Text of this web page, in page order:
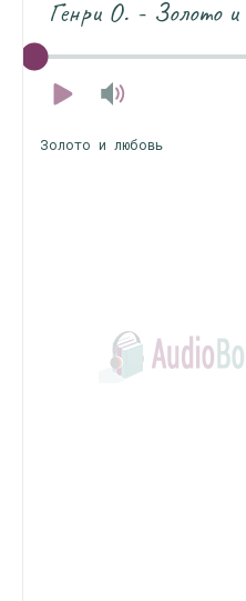
Генри О. - Золото и
Золото и любовь